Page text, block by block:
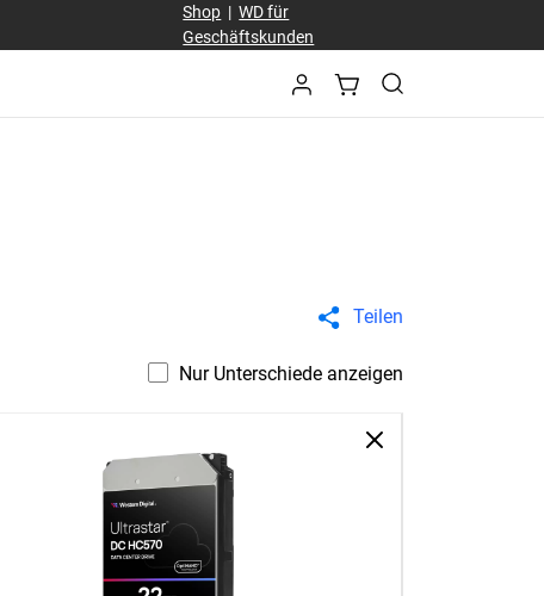
Shop |WD für
Geschäftskunden
Teilen
Nur Unterschiede anzeigen